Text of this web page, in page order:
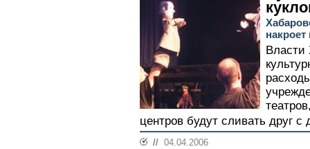
Власти
центров будут сливать друг с
// 04.04.2006